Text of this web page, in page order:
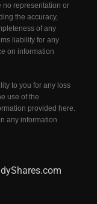
no representation or
the accuracy,
of any
liability for any
on information
to you for any loss
use of the
provided here.
any information